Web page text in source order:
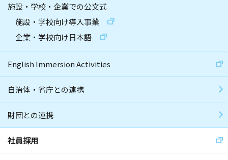
施設・学校・企業での公文式
施設・学校向け導入事業
企業・学校向け日本語
English Immersion Activities
自治体・省庁との連携
財団との連携
社員採用